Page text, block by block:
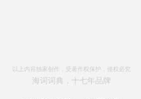
以上内容独家创作，受著作权保护，侵权必究
海词词典，十七年品牌